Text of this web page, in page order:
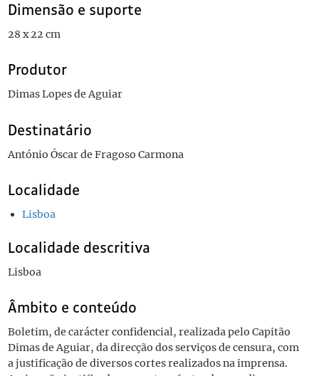
Dimensão e suporte
28 x 22 cm
Produtor
Dimas Lopes de Aguiar
Destinatário
António Óscar de Fragoso Carmona
Localidade
Lisboa
Localidade descritiva
Lisboa
Âmbito e conteúdo
Boletim, de carácter confidencial, realizada pelo Capitão
Dimas de Aguiar, da direcção dos serviços de censura, com
a justificação de diversos cortes realizados na imprensa.